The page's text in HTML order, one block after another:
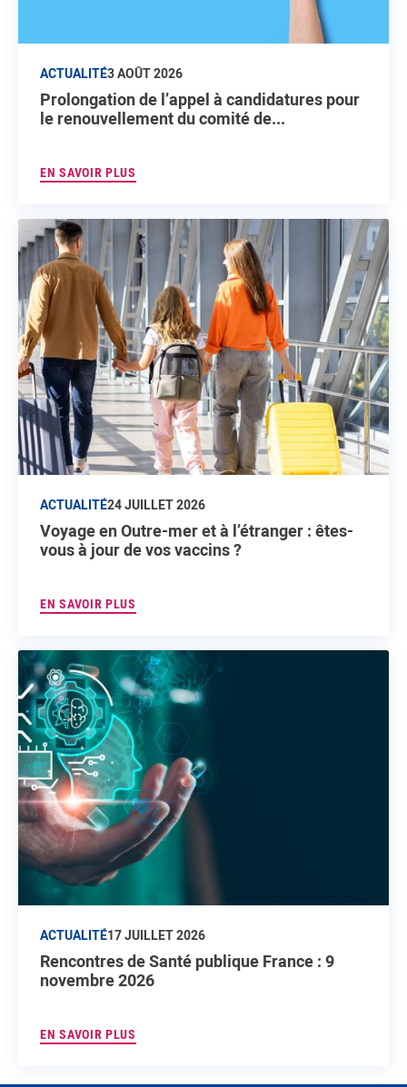
ACTUALITÉ3 AOÛT 2026
Prolongation de l’appel à candidatures pour
le renouvellement du comité de...
EN SAVOIR PLUS
ACTUALITÉ24 JUILLET 2026
Voyage en Outre-mer et à l’étranger : êtes-
vous à jour de vos vaccins ?
EN SAVOIR PLUS
ACTUALITÉ17 JUILLET 2026
Rencontres de Santé publique France : 9
novembre 2026
EN SAVOIR PLUS